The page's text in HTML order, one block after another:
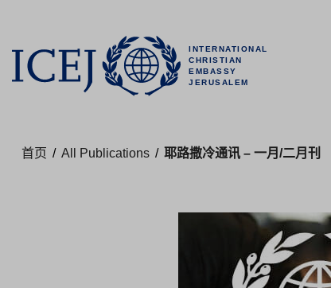
INTERNATIONAL
CHRISTIAN
EMBASSY
JERUSALEM
首页 / All Publications / 耶路撒冷通讯 – 一月/二月刊